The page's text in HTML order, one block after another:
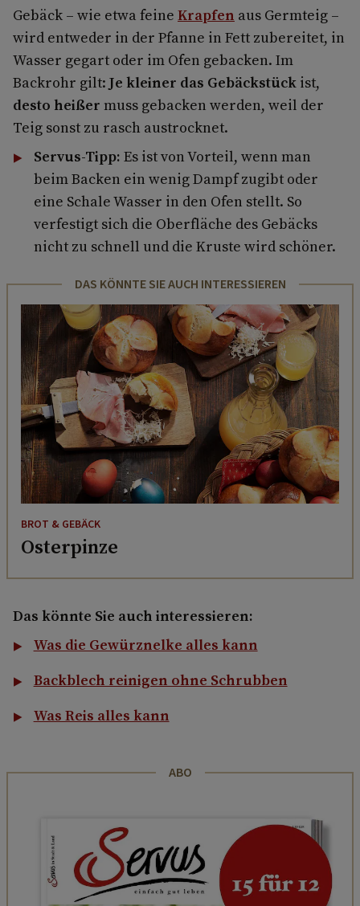
Gebäck – wie etwa feine Krapfen aus Germteig –
wird entweder in der Pfanne in Fett zubereitet, in
Wasser gegart oder im Ofen gebacken. Im
Backrohr gilt: Je kleiner das Gebäckstück ist,
desto heißer muss gebacken werden, weil der
Teig sonst zu rasch austrocknet.
Servus-Tipp: Es ist von Vorteil, wenn man
beim Backen ein wenig Dampf zugibt oder
eine Schale Wasser in den Ofen stellt. So
verfestigt sich die Oberfläche des Gebäcks
nicht zu schnell und die Kruste wird schöner.
DAS KÖNNTE SIE AUCH INTERESSIEREN
BROT & GEBÄCK
Osterpinze
Das könnte Sie auch interessieren:
Was die Gewürznelke alles kann
Backblech reinigen ohne Schrubben
Was Reis alles kann
ABO